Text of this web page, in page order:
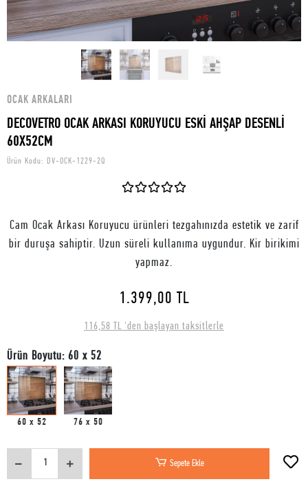
OCAK ARKALARI
DECOVETRO OCAK ARKASI KORUYUCU ESKİ AHŞAP DESENLİ
60X52CM
Ürün Kodu: DV-OCK-1229-2Q
Cam Ocak Arkası Koruyucu ürünleri tezgahınızda estetik ve zarif
bir duruşa sahiptir. Uzun süreli kullanıma uygundur. Kir birikimi
yapmaz.
1.399,00 TL
116,58 TL 'den başlayan taksitlerle
Ürün Boyutu: 60 x 52
60 x 52 76 x 50
Sepete Ekle